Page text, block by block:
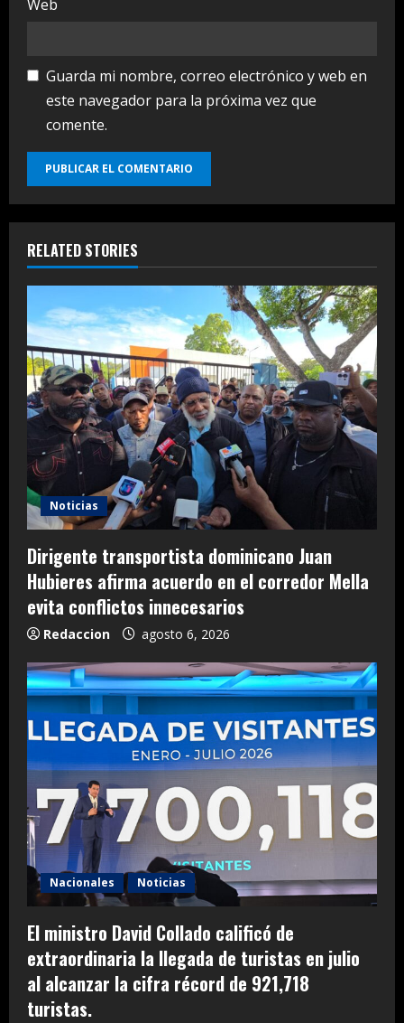
Web
Guarda mi nombre, correo electrónico y web en
este navegador para la próxima vez que
comente.
RELATED STORIES
Noticias
Dirigente transportista dominicano Juan
Hubieres afirma acuerdo en el corredor Mella
evita conflictos innecesarios
Redaccion agosto 6, 2026
Nacionales Noticias
El ministro David Collado calificó de
extraordinaria la llegada de turistas en julio
al alcanzar la cifra récord de 921,718
turistas.